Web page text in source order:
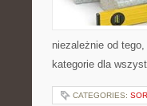
niezależnie od
kategorie dla
CATEGORIES: